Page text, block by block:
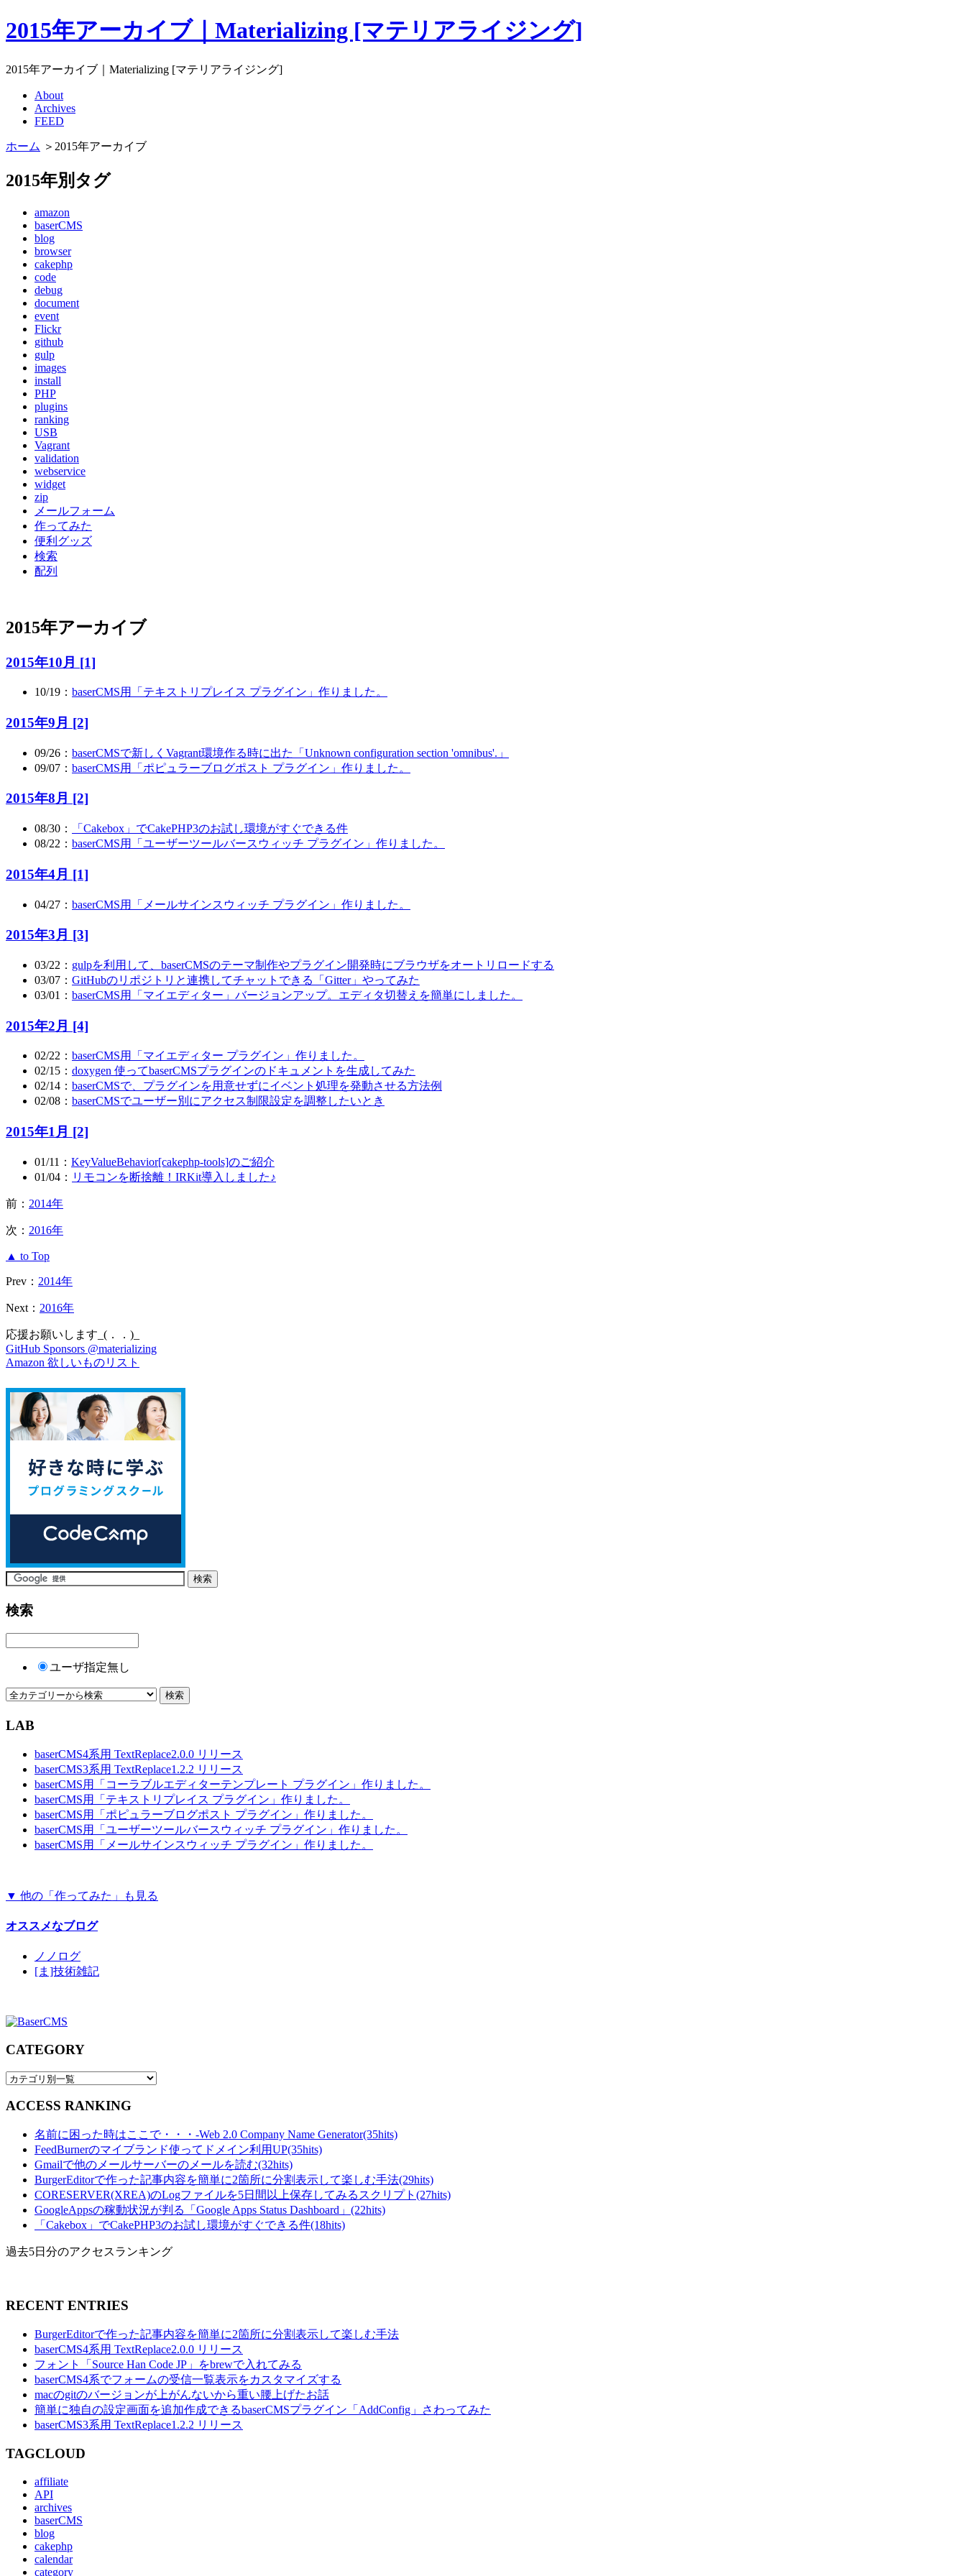
2015年アーカイブ｜Materializing [マテリアライジング]
2015年アーカイブ｜Materializing [マテリアライジング]
About
Archives
FEED
ホーム ＞2015年アーカイブ
2015年別タグ
amazon
baserCMS
blog
browser
cakephp
code
debug
document
event
Flickr
github
gulp
images
install
PHP
plugins
ranking
USB
Vagrant
validation
webservice
widget
zip
メールフォーム
作ってみた
便利グッズ
検索
配列
2015年アーカイブ
2015年10月 [1]
10/19： baserCMS用「テキストリプレイス プラグイン」作りました。
2015年9月 [2]
09/26： baserCMSで新しくVagrant環境作る時に出た「Unknown configuration section 'omnibus'.」
09/07： baserCMS用「ポピュラーブログポスト プラグイン」作りました。
2015年8月 [2]
08/30：
「Cakebox」でCakePHP3のお試し環境がすぐできる件
08/22： baserCMS用「ユーザーツールバースウィッチ プラグイン」作りました。
2015年4月 [1]
04/27： baserCMS用「メールサインスウィッチ プラグイン」作りました。
2015年3月 [3]
03/22： gulpを利用して、baserCMSのテーマ制作やプラグイン開発時にブラウザをオートリロードする
03/07： GitHubのリポジトリと連携してチャットできる「Gitter」やってみた
03/01： baserCMS用「マイエディター」バージョンアップ。エディタ切替えを簡単にしました。
2015年2月 [4]
02/22： baserCMS用「マイエディター プラグイン」作りました。
02/15： doxygen 使ってbaserCMSプラグインのドキュメントを生成してみた
02/14： baserCMSで、プラグインを用意せずにイベント処理を発動させる方法例
02/08： baserCMSでユーザー別にアクセス制限設定を調整したいとき
2015年1月 [2]
01/11： KeyValueBehavior[cakephp-tools]のご紹介
01/04： リモコンを断捨離！IRKit導入しました♪
前： 2014年
次： 2016年
▲ to Top
Prev： 2014年
Next： 2016年
応援お願いします_(．．)_
GitHub Sponsors @materializing
Amazon 欲しいものリスト
検索
ユーザ指定無し
LAB
baserCMS4系用 TextReplace2.0.0 リリース
baserCMS3系用 TextReplace1.2.2 リリース
baserCMS用「コーラブルエディターテンプレート プラグイン」作りました。
baserCMS用「テキストリプレイス プラグイン」作りました。
baserCMS用「ポピュラーブログポスト プラグイン」作りました。
baserCMS用「ユーザーツールバースウィッチ プラグイン」作りました。
baserCMS用「メールサインスウィッチ プラグイン」作りました。
▼ 他の「作ってみた」も見る
オススメなブログ
ノノログ
[ま]技術雑記
CATEGORY
ACCESS RANKING
名前に困った時はここで・・・-Web 2.0 Company Name Generator(35hits)
FeedBurnerのマイブランド使ってドメイン利用UP(35hits)
Gmailで他のメールサーバーのメールを読む(32hits)
BurgerEditorで作った記事内容を簡単に2箇所に分割表示して楽しむ手法(29hits)
CORESERVER(XREA)のLogファイルを5日間以上保存してみるスクリプト(27hits)
GoogleAppsの稼動状況が判る「Google Apps Status Dashboard」(22hits)
「Cakebox」でCakePHP3のお試し環境がすぐできる件(18hits)
過去5日分のアクセスランキング
RECENT ENTRIES
BurgerEditorで作った記事内容を簡単に2箇所に分割表示して楽しむ手法
baserCMS4系用 TextReplace2.0.0 リリース
フォント「Source Han Code JP」をbrewで入れてみる
baserCMS4系でフォームの受信一覧表示をカスタマイズする
macのgitのバージョンが上がんないから重い腰上げたお話
簡単に独自の設定画面を追加作成できるbaserCMSプラグイン「AddConfig」さわってみた
baserCMS3系用 TextReplace1.2.2 リリース
TAGCLOUD
affiliate
API
archives
baserCMS
blog
cakephp
calendar
category